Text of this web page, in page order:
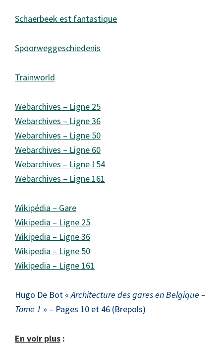
Schaerbeek est fantastique
Spoorweggeschiedenis
Trainworld
Webarchives – Ligne 25
Webarchives – Ligne 36
Webarchives – Ligne 50
Webarchives – Ligne 60
Webarchives – Ligne 154
Webarchives – Ligne 161
Wikipédia – Gare
Wikipedia – Ligne 25
Wikipedia – Ligne 36
Wikipedia – Ligne 50
Wikipedia – Ligne 161
Hugo De Bot «Architecture des gares en Belgique –
Tome 1 » – Pages 10 et 46 (Brepols)
En voir plus :